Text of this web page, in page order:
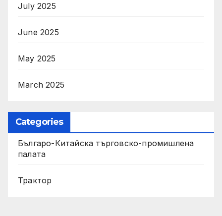
July 2025
June 2025
May 2025
March 2025
Categories
Българо-Китайска търговско-промишлена
палата
Трактор